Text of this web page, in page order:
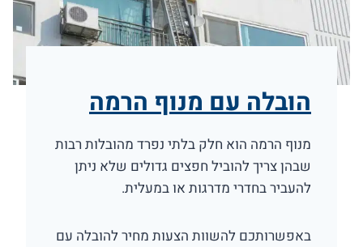
הובלה עם מנוף הרמה
מנוף הרמה הוא חלק בלתי נפרד מהובלות רבות
שבהן צריך להוביל חפצים גדולים שלא ניתן
להעביר בחדרי מדרגות או במעלית.
באפשרותכם להשוות הצעות מחיר להובלה עם